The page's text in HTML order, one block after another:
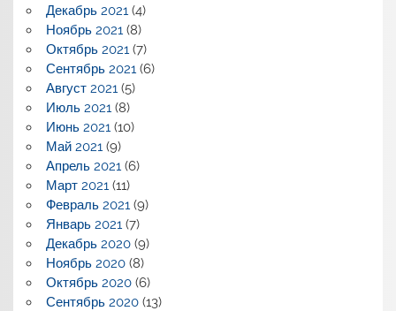
Декабрь 2021(4)
Ноябрь 2021(8)
Октябрь 2021(7)
Сентябрь 2021(6)
Август 2021(5)
Июль 2021(8)
Июнь 2021(10)
Май 2021(9)
Апрель 2021(6)
Март 2021(11)
Февраль 2021(9)
Январь 2021(7)
Декабрь 2020(9)
Ноябрь 2020(8)
Октябрь 2020(6)
Сентябрь 2020(13)